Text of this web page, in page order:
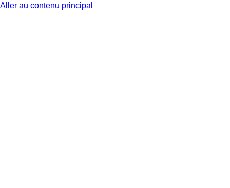
Aller au contenu principal